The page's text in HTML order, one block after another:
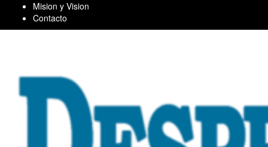
content
Mision y Vision
Contacto